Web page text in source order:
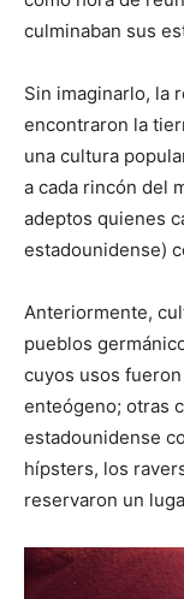
culminaban sus
Sin imaginarlo, la
encontraron la
una cultura
a cada rincón del
adeptos quienes
estadounidense)
Anteriormente,
pueblos
cuyos usos
enteógeno; otras
estadounidense
hípsters, los
reservaron un